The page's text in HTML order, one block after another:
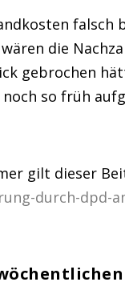
die
gebrochen
noch so früh
gilt dieser
durch-dpd-